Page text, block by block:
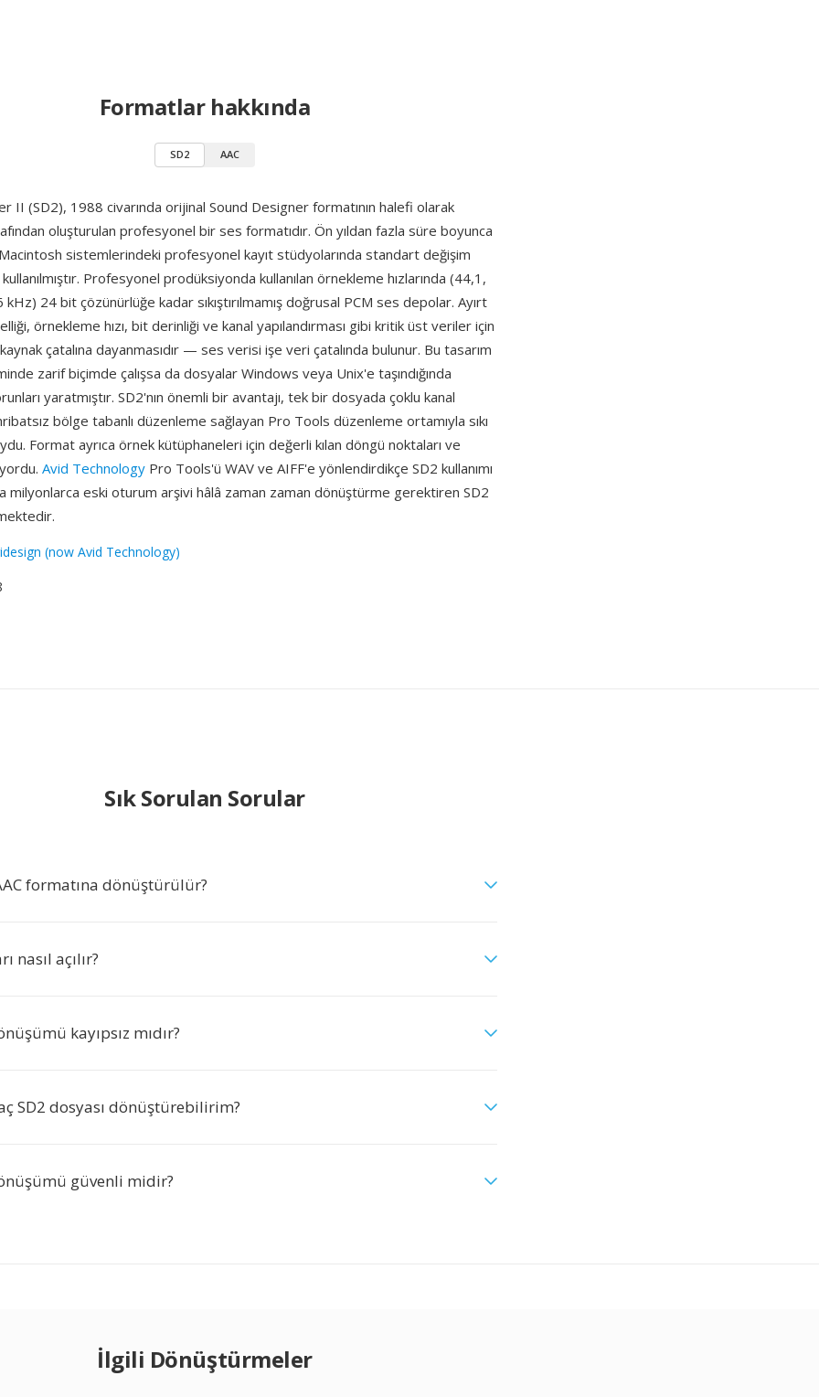
Formatlar hakkında
SD2 AAC
II (SD2), 1988 civarında orijinal Sound Designer formatının halefi olarak
oluşturulan profesyonel bir ses formatıdır. Ön yıldan fazla süre boyunca
sistemlerindeki profesyonel kayıt stüdyolarında standart değişim
Profesyonel prodüksiyonda kullanılan örnekleme hızlarında (44,1,
24 bit çözünürlüğe kadar sıkıştırılmamış doğrusal PCM ses depolar. Ayırt
örnekleme hızı, bit derinliği ve kanal yapılandırması gibi kritik üst veriler için
çatalına dayanmasıdır — ses verisi işe veri çatalında bulunur. Bu tasarım
zarif biçimde çalışsa da dosyalar Windows veya Unix'e taşındığında
yaratmıştır. SD2'nın önemli bir avantajı, tek bir dosyada çoklu kanal
bölge tabanlı düzenleme sağlayan Pro Tools düzenleme ortamıyla sıkı
Format ayrıca örnek kütüphaneleri için değerli kılan döngü noktaları ve
Avid Technology Pro Tools'ü WAV ve AIFF'e yönlendirdikçe SD2 kullanımı
milyonlarca eski oturum arşivi hâlâ zaman zaman dönüştürme gerektiren SD2
(now Avid Technology)
Sık Sorulan Sorular
formatına dönüştürülür?
nasıl açılır?
kayıpsız mıdır?
SD2 dosyası dönüştürebilirim?
güvenli midir?
İlgili Dönüştürmeler